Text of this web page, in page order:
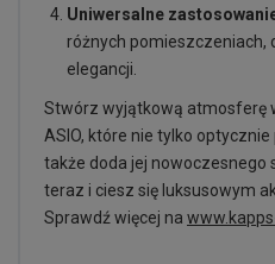
Uniwersalne
różnych pomieszczeniach,
elegancji.
Stwórz wyjątkową atmosferę
ASIO, które nie tylko
także doda jej nowoczesnego
teraz i ciesz się luksusowym
Sprawdź więcej na